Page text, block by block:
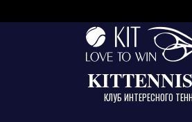
КЛУБ ИНТЕРЕСНОГО